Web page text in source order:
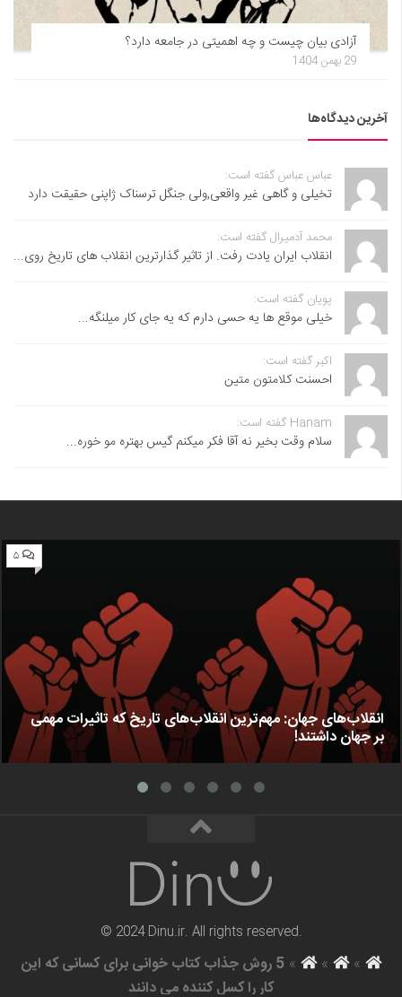
آزادی بیان چیست و چه اهمیتی در جامعه دارد؟
29 بهمن 1404
آخرین دیدگاه‌ها
عباس عباس گفته است:
تخیلی و گاهی غیر واقعی,ولی جنگل ترسناک ژاپنی حقیقت دارد
محمد آدمیرال گفته است:
انقلاب ایران یادت رفت. از تاثیر گذارترین انقلاب های تاریخ روی...
پویان گفته است:
خیلی موقع ها یه حسی دارم که یه جای کار میلنگه...
اکبر گفته است:
احسنت ‌کلامتون متین
Hanam گفته است:
سلام وقت بخیر نه آقا فکر میکنم گیس بهتره مو خوره...
۵
انقلاب‌های جهان: مهم‌ترین انقلاب‌های تاریخ که تاثیرات مهمی
بر جهان داشتند!
© 2024 Dinu.ir. All rights reserved.
»
»
» 5 روش جذاب کتاب خوانی برای کسانی که این
کار را کسل کننده می دانند